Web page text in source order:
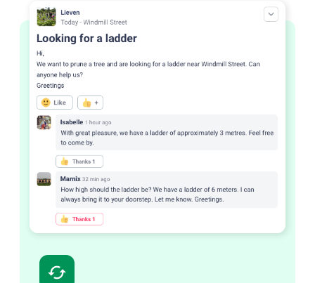
cached